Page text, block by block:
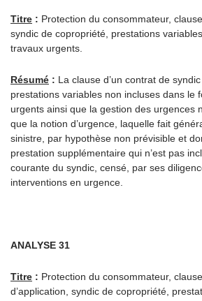
Titre : Protection du consommateur,
syndic de copropriété, prestations
travaux urgents.
Résumé : La clause d’un contrat de
prestations variables non incluses dans le
urgents ainsi que la gestion des urgences
que la notion d’urgence, laquelle fait
sinistre, par hypothèse non prévisible et
prestation supplémentaire qui n’est pas
courante du syndic, censé, par ses
interventions en urgence.
ANALYSE 31
Titre : Protection du consommateur,
d’application, syndic de copropriété,